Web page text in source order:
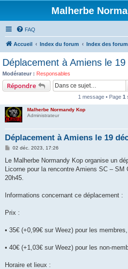
Malherbe
FAQ
Accueil Index du forum Index des
Déplacement à Amiens le
Modérateur : Responsables
Répondre
1 message • Page 1
Malherbe Normandy Kop
Administrateur
Déplacement à Amiens le 19
M
s
a
g
02 déc. 2023, 17:26
Le Malherbe Normandy Kop organise un
Licorne pour la rencontre Amiens SC – SM
20h45.
Informations concernant ce déplacement :
Prix :
• 35€ (+0,99€ sur Weez) pour les membres,
• 40€ (+1,03€ sur Weez) pour les non-
Horaire et lieux :